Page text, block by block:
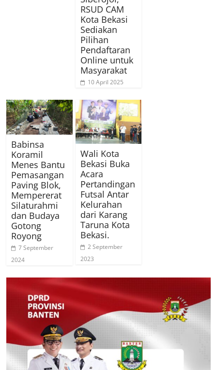
RSUD CAM
Kota Bekasi
Sediakan
Pilihan
Pendaftaran
Online untuk
Masyarakat
10 April 2025
Babinsa
Koramil
Menes Bantu
Pemasangan
Paving Blok,
Mempererat
Silaturahmi
dan Budaya
Gotong
Royong
7 September
2024
Wali Kota
Bekasi Buka
Acara
Pertandingan
Futsal Antar
Kelurahan
dari Karang
Taruna Kota
Bekasi.
2 September
2023